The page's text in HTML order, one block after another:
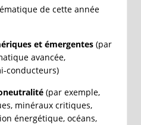
de cette année
et émergentes(par
avancée,
conducteurs)
(par exemple,
minéraux critiques,
énergétique, océans,